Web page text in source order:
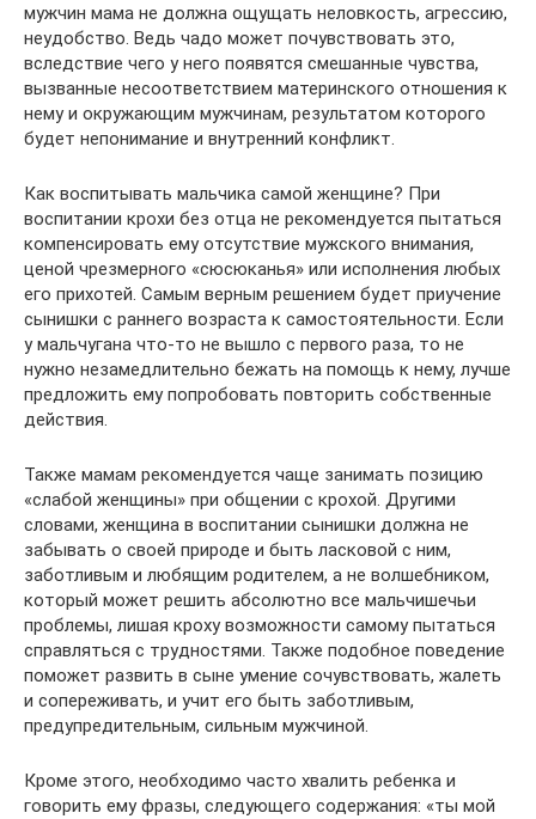
мужчин мама не должна ощущать неловкость, агрессию,
неудобство. Ведь чадо может почувствовать это,
вследствие чего у него появятся смешанные чувства,
вызванные несоответствием материнского отношения к
нему и окружающим мужчинам, результатом которого
будет непонимание и внутренний конфликт.
Как воспитывать мальчика самой женщине? При
воспитании крохи без отца не рекомендуется пытаться
компенсировать ему отсутствие мужского внимания,
ценой чрезмерного «сюсюканья» или исполнения любых
его прихотей. Самым верным решением будет приучение
сынишки с раннего возраста к самостоятельности. Если
у мальчугана что-то не вышло с первого раза, то не
нужно незамедлительно бежать на помощь к нему, лучше
предложить ему попробовать повторить собственные
действия.
Также мамам рекомендуется чаще занимать позицию
«слабой женщины» при общении с крохой. Другими
словами, женщина в воспитании сынишки должна не
забывать о своей природе и быть ласковой с ним,
заботливым и любящим родителем, а не волшебником,
который может решить абсолютно все мальчишечьи
проблемы, лишая кроху возможности самому пытаться
справляться с трудностями. Также подобное поведение
поможет развить в сыне умение сочувствовать, жалеть
и сопереживать, и учит его быть заботливым,
предупредительным, сильным мужчиной.
Кроме этого, необходимо часто хвалить ребенка и
говорить ему фразы, следующего содержания: «ты мой